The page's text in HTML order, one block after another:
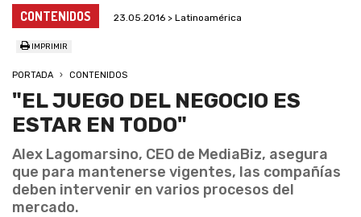
CONTENIDOS 23.05.2016 > Latinoamérica
IMPRIMIR
PORTADA CONTENIDOS
"EL JUEGO DEL NEGOCIO ES
ESTAR EN TODO"
Alex Lagomarsino, CEO de MediaBiz, asegura
que para mantenerse vigentes, las compañías
deben intervenir en varios procesos del
mercado.